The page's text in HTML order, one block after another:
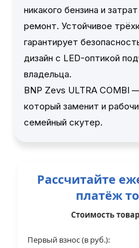
никакого бензина и
ремонт. Устойчивое
гарантирует
дизайн с LED-оптикой
владельца.
BNP Zevs ULTRA COMBI
который заменит и
семейный скутер.
Рассчитайте
платёж
Стоимость
Первый взнос (в руб.):